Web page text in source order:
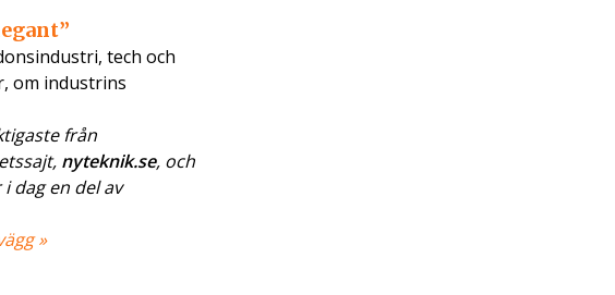
tech och
om industrins
från
nyteknik.se, och
dag en del av
»